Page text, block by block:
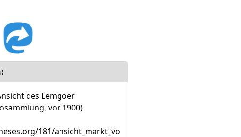
des Lemgoer
vor 1900)
181/ansicht_markt_vo